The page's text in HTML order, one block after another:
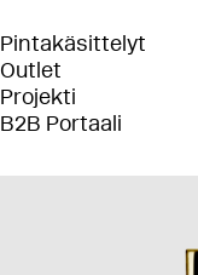
Pintakäsittelyt
Outlet
Projekti
B2B Portaali